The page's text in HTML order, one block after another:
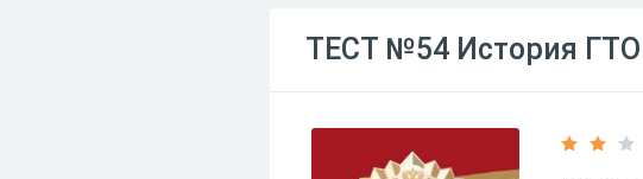
ТЕСТ №54 История ГТО